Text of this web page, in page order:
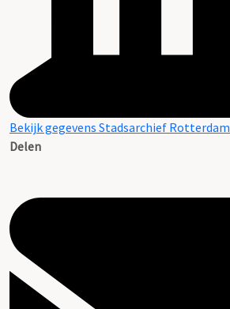
Bekijk gegevens Stadsarchief Rotterdam
Delen